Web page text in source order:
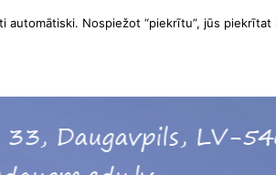
Nospiežot “piekrītu”, jūs piekrītat